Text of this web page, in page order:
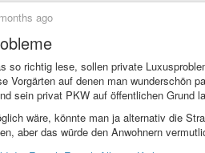
ago
so richtig lese, sollen private
Vorgärten auf denen man wunderschön
sein privat PKW auf öffentlichen Grund
wäre, könnte man ja alternativ die
aber das würde den Anwohnern